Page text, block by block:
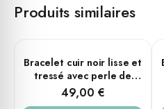
portée aux détails, à la tension du
croisée entre la matière naturelle
Renforce la confiance en soi,
quotidien.
Produits similaires
PLUSIEURS TAILLES
Bracelet cuir noir lisse et
tressé avec perle de
heishi jaspe dragon
49,00 €